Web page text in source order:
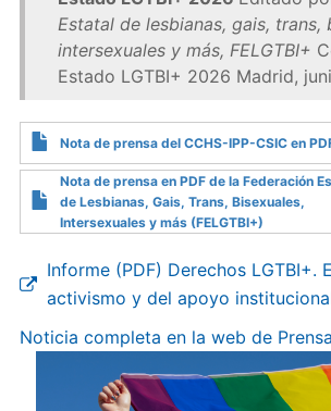
Estatal de lesbianas, gais, trans,
intersexuales y más, FELGTBI+
Estado LGTBI+ 2026 Madrid,
Nota de prensa del CCHS-IPP-CSIC en
Nota de prensa en PDF de la Federación
de Lesbianas, Gais, Trans, Bisexuales,
Intersexuales y más (FELGTBI+)
Informe (PDF) Derechos LGTBI+.
activismo y del apoyo
Noticia completa en la web de